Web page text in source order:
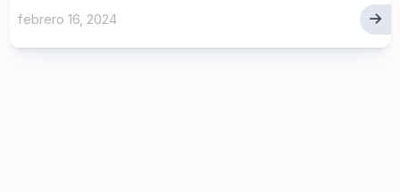
febrero 16, 2024